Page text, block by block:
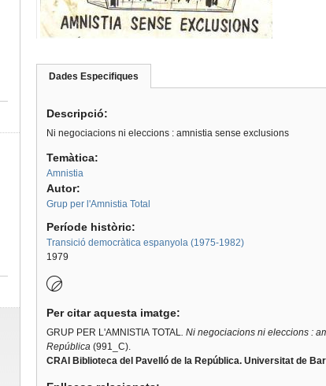
Dades Especifiques
activa)
Descripció:
Ni negociacions ni eleccions : amnistia sense exclusions
Temàtica:
Amnistia
Autor:
Grup per l'Amnistia Total
Període històric:
Transició democràtica espanyola (1975-1982)
1979
Per citar aquesta imatge:
GRUP PER L'AMNISTIA TOTAL. Ni negociacions ni eleccions :
República(991_C).
CRAI Biblioteca del Pavelló de la República. Universitat de